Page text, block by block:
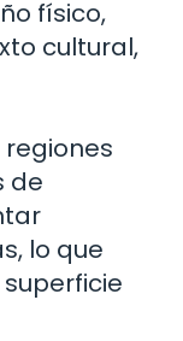
físico,
cultural,
de
lo que